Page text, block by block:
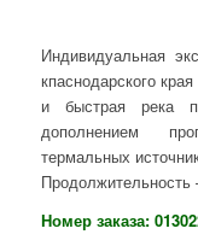
Индивидуальная
кпаснодарского
и быстрая река
дополнением
термальных
Номер заказа: